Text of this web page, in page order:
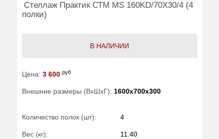
Стеллаж Практик СТМ MS 160KD/70Х30/4 (4
полки)
В НАЛИЧИИ
Цена: 3 600 руб
Внешние размеры (ВхШхГ): 1600x700x300
Количество полок (шт): 4
Вес (кг): 11.40